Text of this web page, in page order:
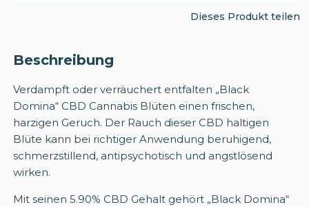
Dieses Produkt teilen
Beschreibung
Verdampft oder verräuchert entfalten „Black
Domina“ CBD Cannabis Blüten einen frischen,
harzigen Geruch. Der Rauch dieser CBD haltigen
Blüte kann bei richtiger Anwendung beruhigend,
schmerzstillend, antipsychotisch und angstlösend
wirken.
Mit seinen 5.90% CBD Gehalt gehört „Black Domina“